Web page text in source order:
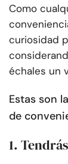
Como
curiosidad
échales un
Estas son
de
1.